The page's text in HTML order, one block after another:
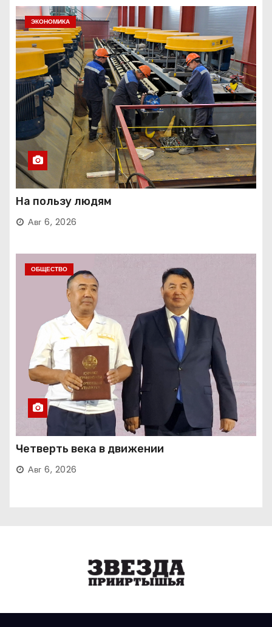
ЭКОНОМИКА
На пользу людям
Авг 6, 2026
ОБЩЕСТВО
Четверть века в движении
Авг 6, 2026